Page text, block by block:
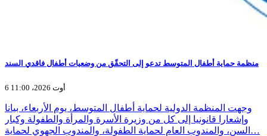
منظمة حماية أطفال المتوسط تدعو إلى التحقّق من وضعيات أطفال فاقدي السند
6 أوت 2026، 11:00
وجهت المنظمة الدولية لحماية أطفال المتوسط، يوم الأربعاء، بيانا
وإشعارا قانونيا إلى كل من وزيرة الأسرة والمرأة والطفولة وكبار
السن، والمندوب العام لحماية الطفولة، والمندوب الجهوي لحماية…